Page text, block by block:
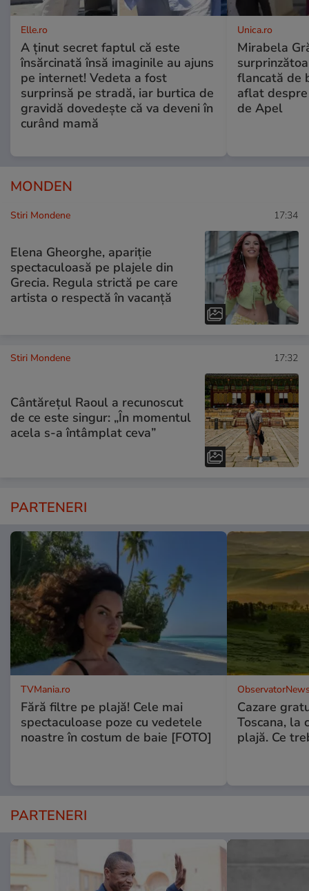
Elle.ro
A ținut secret faptul că este
însărcinată însă imaginile au ajuns
pe internet! Vedeta a fost
surprinsă pe stradă, iar burtica de
gravidă dovedește că va deveni în
curând mamă
Unica.ro
Mirabela
flancată de
aflat
de Apel
MONDEN
Stiri Mondene 17:34
Elena Gheorghe, apariție
spectaculoasă pe plajele din
Grecia. Regula strictă pe care
artista o respectă în vacanță
Stiri Mondene 17:32
Cântărețul Raoul a recunoscut
de ce este singur: „În momentul
acela s-a întâmplat ceva”
PARTENERI
TVMania.ro
Fără filtre pe plajă! Cele mai
spectaculoase poze cu vedetele
noastre în costum de baie [FOTO]
Cazare
Toscana, la
plajă. Ce
PARTENERI